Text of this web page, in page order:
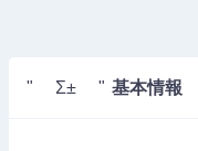
" Σ± " 基本情報